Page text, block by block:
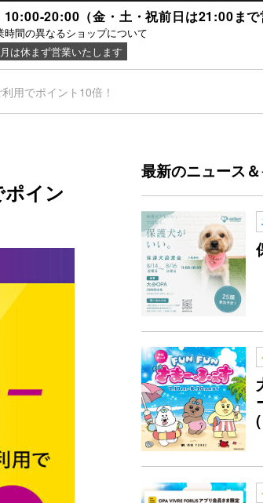
10:00-20:00（金・土・祝前日は21:00まで
時間の異なるショップについて
は休まず営業いたします
用でポイント10倍！
イン
最新のニュース